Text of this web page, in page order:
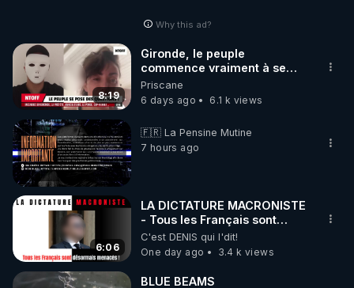
Why this ad?
8:19
Gironde, le peuple
commence vraiment à se
poser des questions !
Qu'est-ce qu'il nous cache...
Priscane
6 days ago
6.1 k views
🇫🇷 La Pensine Mutine
7 hours ago
6:06
LA DICTATURE MACRONISTE
- Tous les Français sont
désormais menacés !
C'est DENIS qui l'dit!
One day ago
3.4 k views
BLUE BEAMS